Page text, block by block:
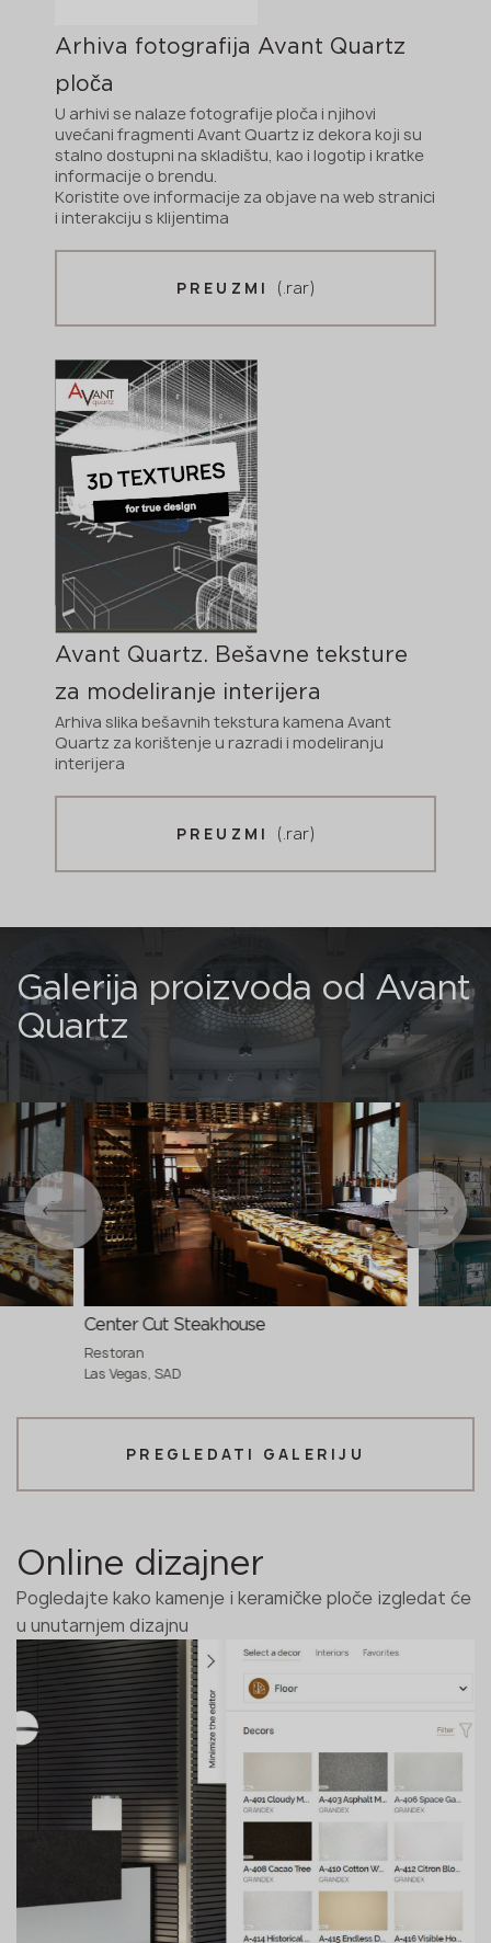
Arhiva fotografija Avant Quartz
ploča
U arhivi se nalaze fotografije ploča i njihovi
uvećani fragmenti Avant Quartz iz dekora koji su
stalno dostupni na skladištu, kao i logotip i kratke
informacije o brendu.
Koristite ove informacije za objave na web stranici
i interakciju s klijentima
PREUZMI (.rar)
Avant Quartz. Bešavne teksture
za modeliranje interijera
Arhiva slika bešavnih tekstura kamena Avant
Quartz za korištenje u razradi i modeliranju
interijera
PREUZMI (.rar)
Galerija proizvoda od Avant
Quartz
Center Cut Steakhouse
Restoran
Las Vegas, SAD
PREGLEDATI GALERIJU
Online dizajner
Pogledajte kako kamenje i keramičke ploče izgledat će
u unutarnjem dizajnu